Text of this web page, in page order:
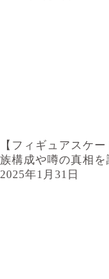
【フィギュアスケ
族構成や噂の真相を
2025年1月31日